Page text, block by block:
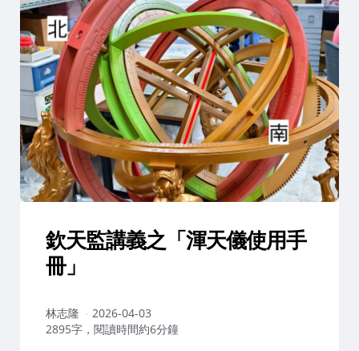
欽天監講義之「渾天儀使用手
冊」
作
者：
林志隆
2026-04-03
2895字，閱讀時間約6分鐘